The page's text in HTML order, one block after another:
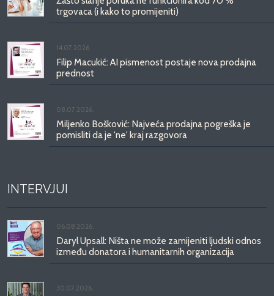
trgovaca (i kako to promijeniti)
14.07.2026.
Filip Macukić: AI pismenost postaje nova prodajna
prednost
08.07.2026.
Miljenko Bošković: Najveća prodajna pogreška je
pomisliti da je 'ne' kraj razgovora
INTERVJUI
06.08.2026.
Daryl Upsall: Ništa ne može zamijeniti ljudski odnos
između donatora i humanitarnih organizacija
30.07.2026.